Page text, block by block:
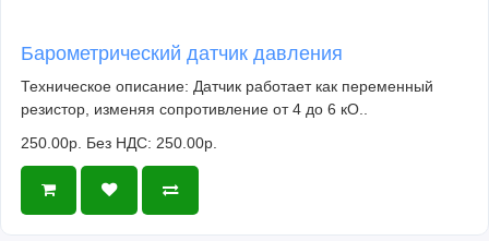
Барометрический датчик давления
Техническое описание: Датчик работает как переменный
резистор, изменяя сопротивление от 4 до 6 кО..
250.00р. Без НДС: 250.00р.